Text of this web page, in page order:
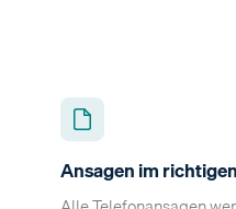
Ansagen im